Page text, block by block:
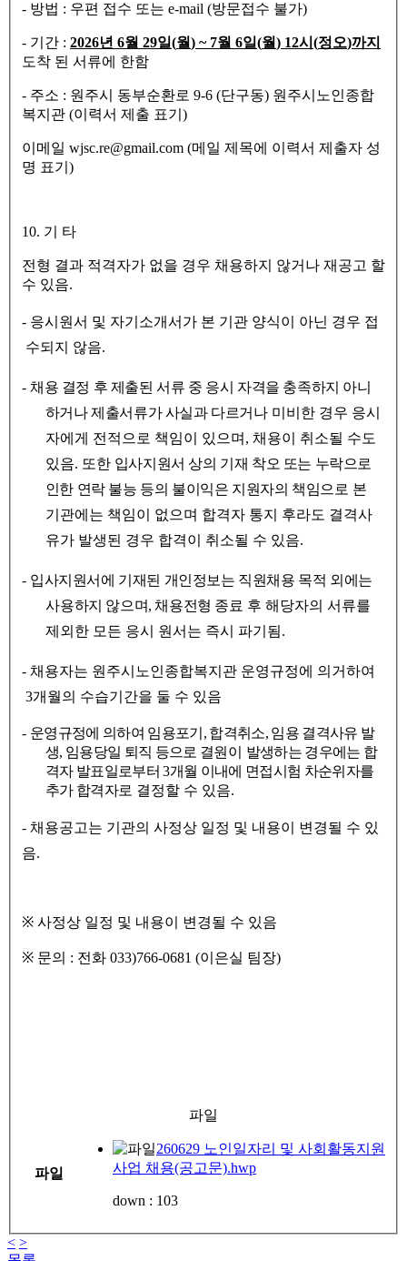
- 방법 : 우편 접수 또는 e-mail (방문접수 불가)
- 기간 : 2026년 6월 29일(월) ~ 7월 6일(월) 12시 (정오)까지
도착 된 서류에 한함
- 주소 : 원주시 동부순환로 9-6 (단구동) 원주시노인종합
복지관 (이력서 제출 표기 )
이메일 wjsc.re@gmail.com (메일 제목에 이력서 제출자 성
명 표기 )
10. 기 타
전형 결과 적격자가 없을 경우 채용하지 않거나 재공고 할
수 있음.
- 응시원서 및 자기소개서가 본 기관 양식이 아닌 경우 접
수되지 않음.
- 채용 결정 후 제출된 서류 중 응시 자격을 충족하지 아니
하거나 제출서류가 사실과 다르거나 미비한 경우 응시
자에게 전적으로 책임이 있으며 , 채용이 취소될 수도
있음. 또한 입사지원서 상의 기재 착오 또는 누락으로
인한 연락 불능 등의 불이익은 지원자의 책임으로 본
기관에는 책임이 없으며 합격자 통지 후라도 결격사
유가 발생된 경우 합격이 취소될 수 있음.
- 입사지원서에 기재된 개인정보는 직원채용 목적 외에는
사용하지 않으며, 채용전형 종료 후 해당자의 서류를
제외한 모든 응시 원서는 즉시 파기됨.
- 채용자는 원주시노인종합복지관 운영규정에 의거하여
3개월의 수습기간을 둘 수 있음
- 운영규정에 의하여 임용포기 , 합격취소, 임용 결격사유 발
생, 임용당일 퇴직 등으로 결원 이 발생하는 경우에는 합
격자 발표일로부터3개월 이내에 면접시험 차순위자를
추가 합격자로 결정할 수 있음.
- 채용공고는 기관의 사정상 일정 및 내용이 변경될 수 있
음.
※ 사정상 일정 및 내용이 변경될 수 있음
※ 문의 : 전화 033)766-0681 (이은실 팀장)
파일
파일
260629 노인일자리 및 사회활동지원
사업 채용(공고문).hwp
down : 103
< >